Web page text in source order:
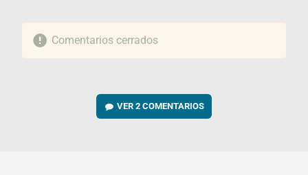
Comentarios cerrados
VER2 COMENTARIOS